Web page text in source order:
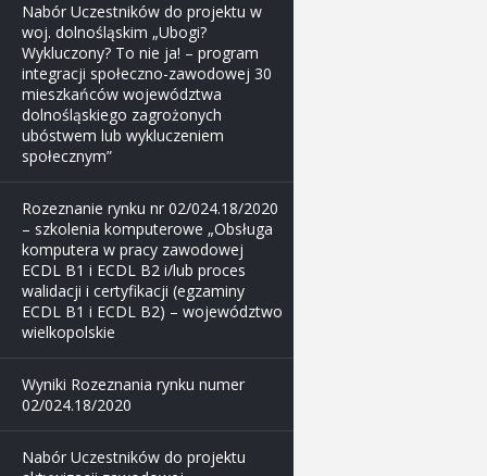
Nabór Uczestników do projektu w
woj. dolnośląskim „Ubogi?
Wykluczony? To nie ja! – program
integracji społeczno-zawodowej 30
mieszkańców województwa
dolnośląskiego zagrożonych
ubóstwem lub wykluczeniem
społecznym”
Rozeznanie rynku nr 02/024.18/2020
– szkolenia komputerowe „Obsługa
komputera w pracy zawodowej
ECDL B1 i ECDL B2 i/lub proces
walidacji i certyfikacji (egzaminy
ECDL B1 i ECDL B2) – województwo
wielkopolskie
Wyniki Rozeznania rynku numer
02/024.18/2020
Nabór Uczestników do projektu